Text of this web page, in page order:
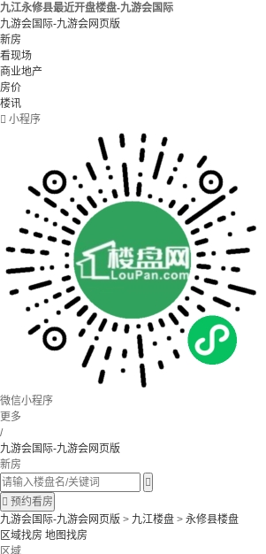
九江永修县最近开盘楼盘-九游会国际
九游会国际-九游会网页版
新房
看现场
商业地产
房价
楼讯
 小程序
微信小程序
更多
/
九游会国际-九游会网页版
新房

 预约看房
九游会国际-九游会网页版 > 九江楼盘 > 永修县楼盘
区域找房 地图找房
区域